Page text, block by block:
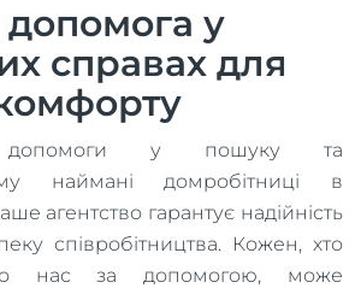
у
справах для
допомоги у пошуку та
наймані домробітниці в
агентство гарантує надійність
співробітництва. Кожен, хто
до нас за допомогою, може